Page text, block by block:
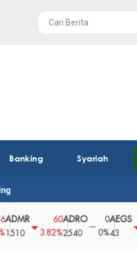
Banking Syariah
3.82%
ADRO
2540
0
0%
AEGS
43